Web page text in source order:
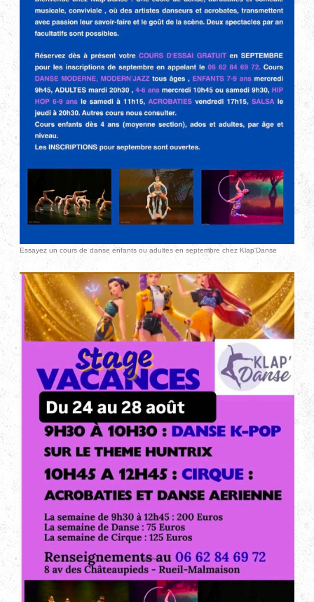
Essayez un cours de danse enfants ou adultes en septembre chez Klap'Danse